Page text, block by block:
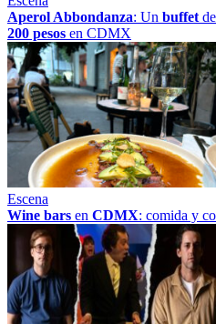
Aperol Abbondanza: Un buffet de
200 pesos en CDMX
Escena
Wine bars en CDMX: comida y